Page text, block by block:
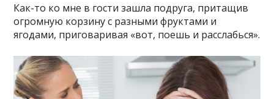
Как-то ко мне в гости зашла подруга, притащив
огромную корзину с разными фруктами и
ягодами, приговаривая «вот, поешь и расслабься».